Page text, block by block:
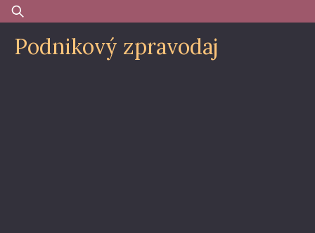
Skip
to
content
Vyhledávání
Podnikový zpravodaj